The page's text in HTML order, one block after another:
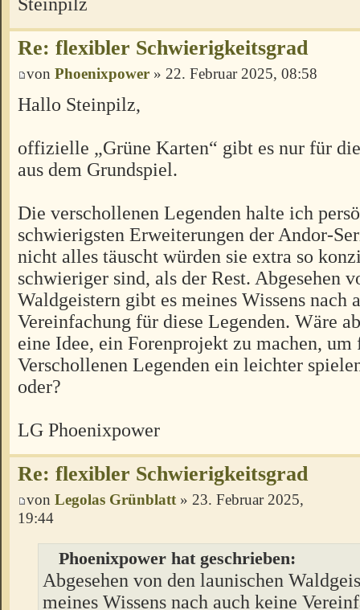
Re: flexibler Schwierigkeitsgrad
von Phoenixpower » 22. Februar 2025, 08:58
Hallo Steinpilz,
offizielle „Grüne Karten“ gibt es nur für
aus dem Grundspiel.
Die verschollenen Legenden halte ich
schwierigsten Erweiterungen der Andor-
nicht alles täuscht würden sie extra so
schwieriger sind, als der Rest. Abgesehen
Waldgeistern gibt es meines Wissens nach
Vereinfachung für diese Legenden. Wäre
eine Idee, ein Forenprojekt zu machen, um
Verschollenen Legenden ein leichter
oder?
LG Phoenixpower
Re: flexibler Schwierigkeitsgrad
von Legolas Grünblatt » 23. Februar 2025,
19:44
Phoenixpower hat geschrieben:
Abgesehen von den launischen
meines Wissens nach auch keine